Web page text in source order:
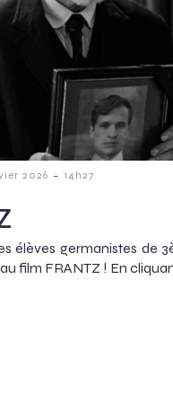
2026 - 14h27
élèves germanistes de
film FRANTZ ! En